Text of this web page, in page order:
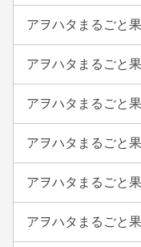
アヲハタまるごと
アヲハタまるごと
アヲハタまるごと
アヲハタまるごと
アヲハタまるごと
アヲハタまるごと